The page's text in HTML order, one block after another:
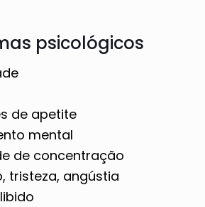
psicológicos
de apetite
mental
de concentração
tristeza, angústia